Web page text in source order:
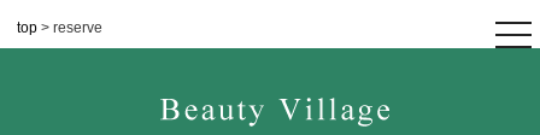
top > reserve